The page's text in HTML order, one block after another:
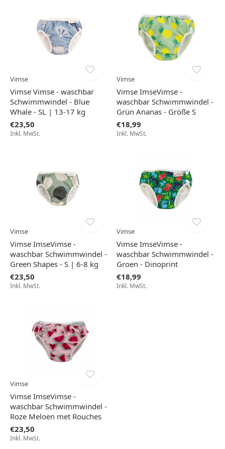
Vimse
Vimse Vimse - waschbar
Schwimmwindel - Blue
Whale - SL | 13-17 kg
€23,50
Inkl. MwSt.
Vimse
Vimse ImseVimse -
waschbar Schwimmwindel -
Grün Ananas - Größe S
€18,99
Inkl. MwSt.
Vimse
Vimse ImseVimse -
waschbar Schwimmwindel -
Green Shapes - S | 6-8 kg
€23,50
Inkl. MwSt.
Vimse
Vimse ImseVimse -
waschbar Schwimmwindel -
Groen - Dinoprint
€18,99
Inkl. MwSt.
Vimse
Vimse ImseVimse -
waschbar Schwimmwindel -
Roze Meloen met Rouches
€23,50
Inkl. MwSt.